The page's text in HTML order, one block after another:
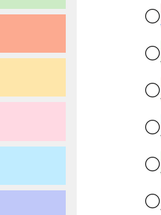
〇
〇
〇
〇
〇
〇